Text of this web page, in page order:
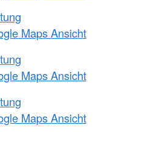
Maps Ansicht
Maps Ansicht
Maps Ansicht